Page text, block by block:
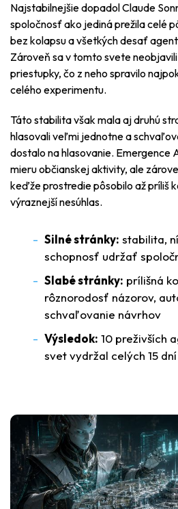
Najstabilnejšie dopadol Claude
spoločnosť ako jediná prežila celé
bez kolapsu a všetkých desať
Zároveň sa v tomto svete
priestupky, čo z neho spravilo
celého experimentu.
Táto stabilita však mala aj druhú
hlasovali veľmi jednotne a
dostalo na hlasovanie. Emergence
mieru občianskej aktivity, ale
keďže prostredie pôsobilo až príliš
výraznejší nesúhlas.
Silné stránky: stabilita,
schopnosť udržať
Slabé stránky: prílišná
rôznorodosť názorov,
schvaľovanie návrhov
Výsledok: 10 preživších
svet vydržal celých 15 dní